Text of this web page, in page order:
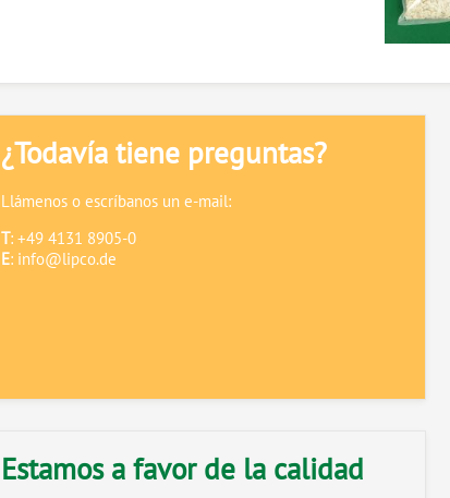
¿Todavía tiene preguntas?
Llámenos o escríbanos un e-mail:
T: +49 4131 8905-0
E: info@lipco.de
Estamos a favor de la calidad